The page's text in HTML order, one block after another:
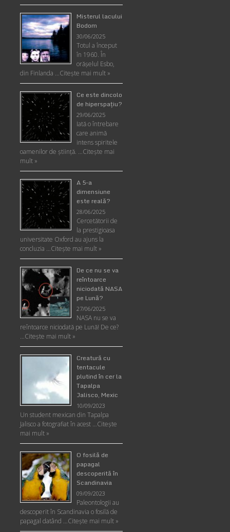
Misterul lacului
Bodom
30/06/2025
Totul a început
în 1960. În
orășelul Esbo,
din Finlanda …Citește mai mult »
Ce este dincolo
de hiperspaţiu?
29/06/2025
Iată o întrebare
care animă
intens spiritele
oamenilor de ştiinţă. …Citește mai
mult »
A 5-a
dimensiune
este reală?
28/06/2025
Cercetătorii de
la prestigioasa
universitate Oxford au ajuns la
concluzia …Citește mai mult »
De ce nu se va
reîntoarce
niciodată NASA
pe Lună?
27/06/2025
NASA nu se va
reîntoarce niciodată pe Lună! De ce?
…Citește mai mult »
Creatură cu
tentacule
plutind în cer la
Tapalpa
Jalisco, Mexic
10/09/2023
Un student mexican din Tapalpa
Jalisco a fotografiat în acest …Citește
mai mult »
O fosilă de
papagal
descoperită în
Scandinavia
09/09/2023
Paleontologii au
descoperit în Scandinavia o fosilă de
papagal datând …Citește mai mult »